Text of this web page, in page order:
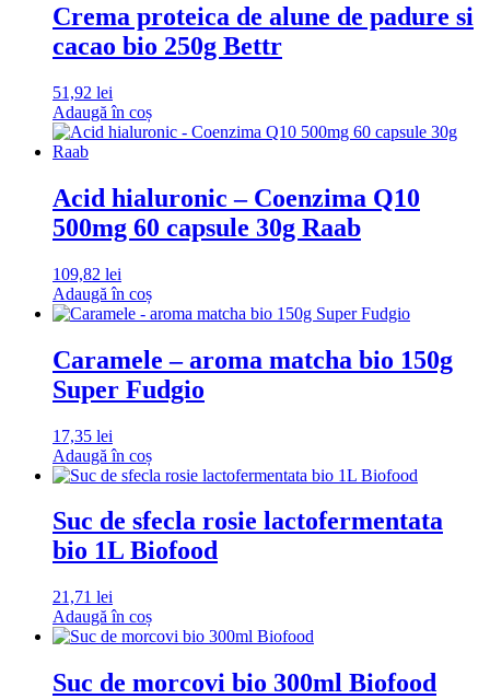
Crema proteica de alune de padure si
cacao bio 250g Bettr
51,92 lei
Adaugă în coș
Acid hialuronic – Coenzima Q10
500mg 60 capsule 30g Raab
109,82 lei
Adaugă în coș
Caramele – aroma matcha bio 150g
Super Fudgio
17,35 lei
Adaugă în coș
Suc de sfecla rosie lactofermentata
bio 1L Biofood
21,71 lei
Adaugă în coș
Suc de morcovi bio 300ml Biofood